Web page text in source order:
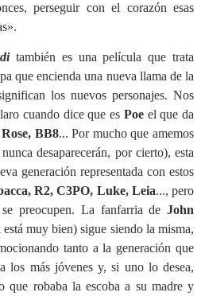
perseguir con el corazón esas
también es una película que trata
que encienda una nueva llama de la
los nuevos personajes. Nos
cuando dice que es Poeel que da
BB8... Por mucho que amemos
desaparecerán, por cierto), esta
generación representada con estos
R2, C3PO, Luke, Leia..., pero
preocupen. La fanfarria deJohn
muy bien) sigue siendo la misma,
tanto a la generación que
los más jóvenes y, si uno lo desea,
que robaba la escoba a su madre y